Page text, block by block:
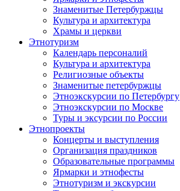
Знаменитые Петербуржцы
Культура и архитектура
Храмы и церкви
Этнотуризм
Календарь персоналий
Культура и архитектура
Религиозные объекты
Знаменитые петербуржцы
Этноэкскурсии по Петербургу
Этноэкскурсии по Москве
Туры и эксурсии по России
Этнопроекты
Концерты и выступления
Организация праздников
Образовательные программы
Ярмарки и этнофесты
Этнотуризм и экскурсии